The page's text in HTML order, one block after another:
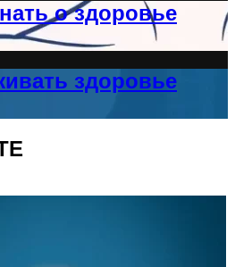
о здоровье
здоровье